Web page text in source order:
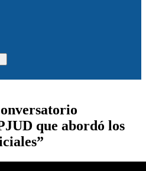
que abordó los